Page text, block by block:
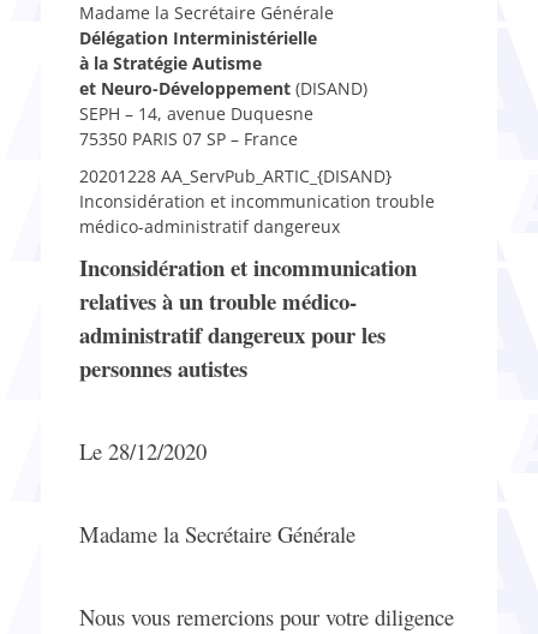
Madame la Secrétaire Générale
Délégation Interministérielle
à la Stratégie Autisme
et Neuro-Développement (DISAND)
SEPH – 14, avenue Duquesne
75350 PARIS 07 SP – France
20201228 AA_ServPub_ARTIC_{DISAND}
Inconsidération et incommunication trouble
médico-administratif dangereux
Inconsidération et incommunication
relatives à un trouble médico-
administratif dangereux pour les
personnes autistes
Le 28/12/2020
Madame la Secrétaire Générale
Nous vous remercions pour votre diligence